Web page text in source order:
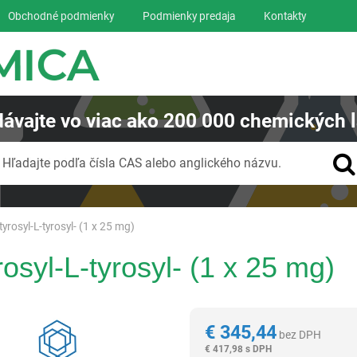
L-tyrosyl- (1 x 25 mg)
L-tyrosyl- (1 x 25 mg)
€345,44 bez DPH
€ 417,98 s DPH
Obchodné podmienky Podmienky predaja Kontakty
vo viac ako200 000 chemických
Hľadajte podľa čísla CAS alebo anglického názvu.